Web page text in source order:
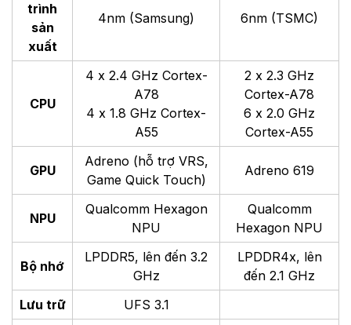
trình
sản
xuất
4nm (Samsung) 6nm (TSMC)
CPU
4 x 2.4 GHz Cortex-
A78
4 x 1.8 GHz Cortex-
A55
2 x 2.3 GHz
Cortex-A78
6 x 2.0 GHz
Cortex-A55
GPU
Adreno (hỗ trợ VRS,
Game Quick Touch)
Adreno 619
NPU
Qualcomm Hexagon
NPU
Qualcomm
Hexagon NPU
Bộ nhớ
LPDDR5, lên đến 3.2
GHz
LPDDR4x, lên
đến 2.1 GHz
Lưu trữ
UFS 3.1